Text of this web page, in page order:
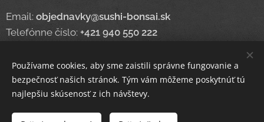
Email: objednavky@sushi-bonsai.sk
Telefónne číslo: +421 940 550 222
www.sushi-bonsai.sk Cookies
Používame cookies, aby sme zaistili správne fungovanie a
bezpečnosť našich stránok. Tým vám môžeme poskytnúť tú
najlepšiu skúsenosť z ich návštevy.